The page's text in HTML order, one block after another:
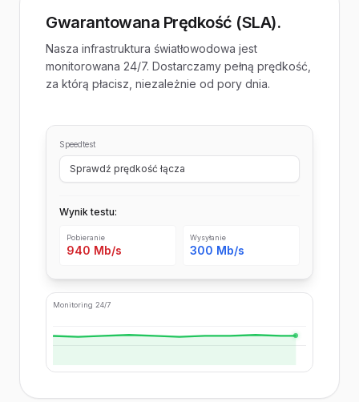
Gwarantowana Prędkość (SLA).
Nasza infrastruktura światłowodowa jest
monitorowana 24/7. Dostarczamy pełną prędkość,
za którą płacisz, niezależnie od pory dnia.
Speedtest
Sprawdź prędkość łącza
Wynik testu:
Pobieranie
940 Mb/s
Wysyłanie
300 Mb/s
Monitoring 24/7